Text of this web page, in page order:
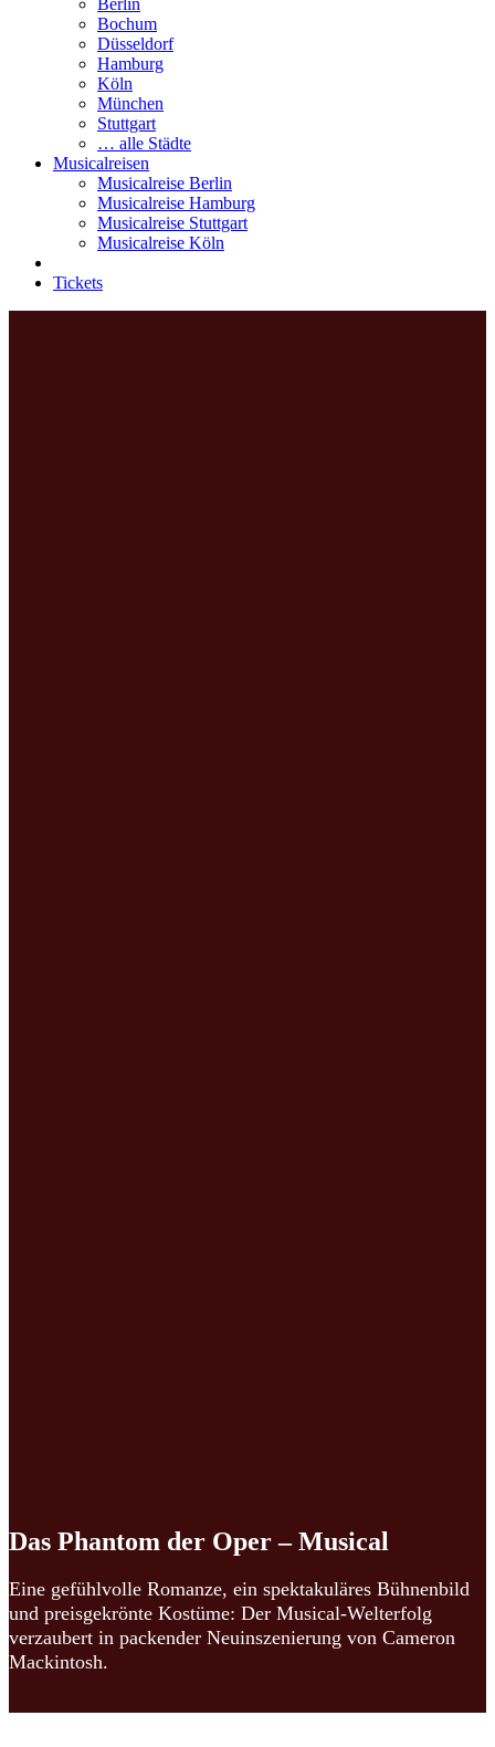
Berlin
Bochum
Düsseldorf
Hamburg
Köln
München
Stuttgart
… alle Städte
Musicalreisen
Musicalreise Berlin
Musicalreise Hamburg
Musicalreise Stuttgart
Musicalreise Köln
Tickets
Das Phantom der Oper – Musical
Eine gefühlvolle Romanze, ein spektakuläres Bühnenbild
und preisgekrönte Kostüme: Der Musical-Welterfolg
verzaubert in packender Neuinszenierung von Cameron
Mackintosh.